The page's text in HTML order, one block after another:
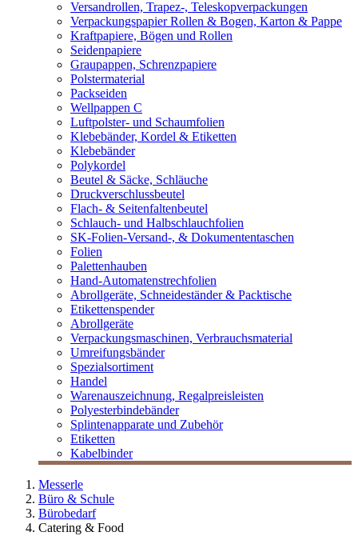
Versandrollen, Trapez-, Teleskopverpackungen
Verpackungspapier Rollen & Bogen, Karton & Pappe
Kraftpapiere, Bögen und Rollen
Seidenpapiere
Graupappen, Schrenzpapiere
Polstermaterial
Packseiden
Wellpappen C
Luftpolster- und Schaumfolien
Klebebänder, Kordel & Etiketten
Klebebänder
Polykordel
Beutel & Säcke, Schläuche
Druckverschlussbeutel
Flach- & Seitenfaltenbeutel
Schlauch- und Halbschlauchfolien
SK-Folien-Versand-, & Dokumententaschen
Folien
Palettenhauben
Hand-Automatenstrechfolien
Abrollgeräte, Schneideständer & Packtische
Etikettenspender
Abrollgeräte
Verpackungsmaschinen, Verbrauchsmaterial
Umreifungsbänder
Spezialsortiment
Handel
Warenauszeichnung, Regalpreisleisten
Polyesterbindebänder
Splintenapparate und Zubehör
Etiketten
Kabelbinder
Messerle
Büro & Schule
Bürobedarf
Catering & Food